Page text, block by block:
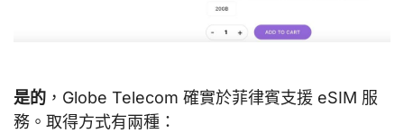
是的 ，Globe Telecom 確實於菲律賓支援 eSIM 服
務。取得方式有兩種：